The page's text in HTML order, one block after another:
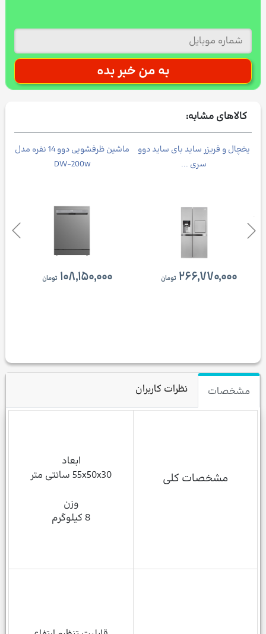
کالاهای مشابه:
ماشین ظرفشویی دوو 14 نفره مدل
DW-200w
۱۰۸,۱۵۰,۰۰۰ تومان
یخچال و فریزر ساید بای ساید دوو
سری ...
۲۶۶,۷۷۰,۰۰۰ تومان
مشخصات نظرات کاربران
ابعاد
55x50x30 سانتی متر
وزن
8 کیلوگرم
مشخصات کلی